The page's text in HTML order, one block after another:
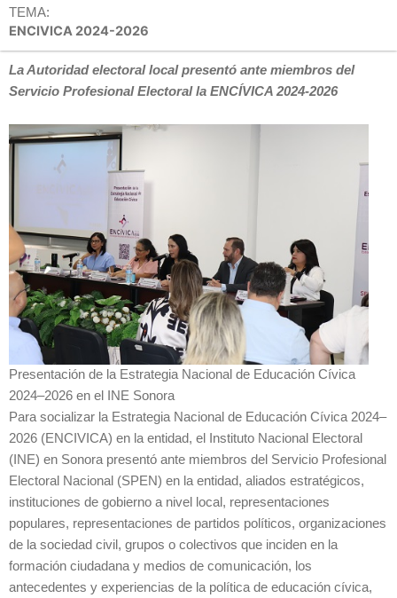
TEMA:
ENCIVICA 2024-2026
La Autoridad electoral local presentó ante miembros del
Servicio Profesional Electoral la ENCÍVICA 2024-2026
Presentación de la Estrategia Nacional de Educación Cívica
2024–2026 en el INE Sonora
Para socializar la Estrategia Nacional de Educación Cívica 2024–
2026 (ENCIVICA) en la entidad, el Instituto Nacional Electoral
(INE) en Sonora presentó ante miembros del Servicio Profesional
Electoral Nacional (SPEN) en la entidad, aliados estratégicos,
instituciones de gobierno a nivel local, representaciones
populares, representaciones de partidos políticos, organizaciones
de la sociedad civil, grupos o colectivos que inciden en la
formación ciudadana y medios de comunicación, los
antecedentes y experiencias de la política de educación cívica,